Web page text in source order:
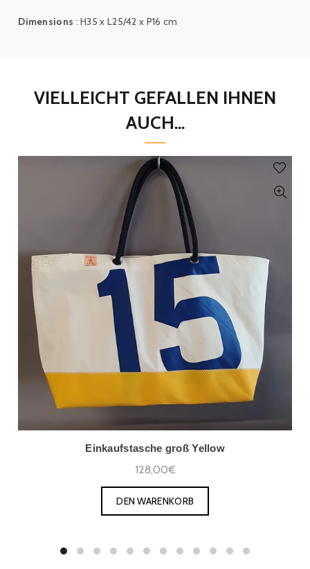
Dimensions :H35 x L25/42 x P16 cm
VIELLEICHT GEFALLEN IHNEN
AUCH...
Einkaufstasche groß Yellow
128,00€
DEN WARENKORB